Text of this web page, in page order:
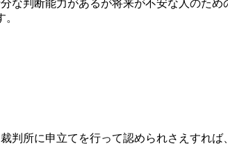
判断能力があるが将来が不安な人のた
判所に申立てを行って認められさえすれ